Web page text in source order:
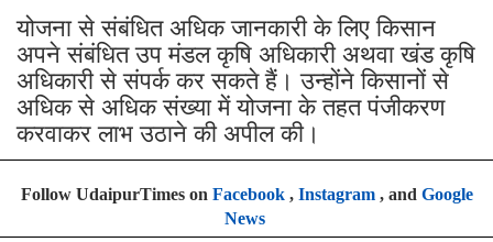
योजना से संबंधित अधिक जानकारी के लिए किसान
अपने संबंधित उप मंडल कृषि अधिकारी अथवा खंड कृषि
अधिकारी से संपर्क कर सकते हैं। उन्होंने किसानों से
अधिक से अधिक संख्या में योजना के तहत पंजीकरण
करवाकर लाभ उठाने की अपील की।
Follow UdaipurTimes on Facebook, Instagram, and Google
News